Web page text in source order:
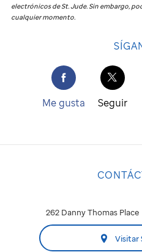
electrónicos deSt. Jude.Sin embargo,
cualquier momento.
Me gusta Seguir
262 Danny Thomas Place
Visitar